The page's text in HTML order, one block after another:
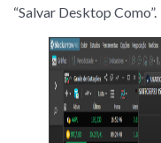
“Salvar Desktop Como”.